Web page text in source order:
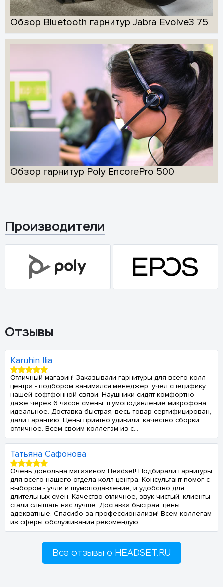
Обзор Bluetooth гарнитур Jabra Evolve3 75
Обзор гарнитур Poly EncorePro 500
Производители
Отзывы
Karuhin Ilia
Отличный магазин! Заказывали гарнитуры для всего колл-
центра - подбором занимался менеджер, учёл специфику
нашей софтфонной связи. Наушники сидят комфортно
даже через 6 часов смены, шумоподавление микрофона
идеальное. Доставка быстрая, весь товар сертифицирован,
дали гарантию. Цены приятно удивили, качество сборки
отличное. Всем своим коллегам из с...
Татьяна Сафонова
Очень довольна магазином Headset! Подбирали гарнитуры
для всего нашего отдела колл-центра. Консультант помог с
выбором - учли и шумоподавление, и удобство для
длительных смен. Качество отличное, звук чистый, клиенты
стали слышать нас лучше. Доставка быстрая, цены
адекватные. Спасибо за профессионализм! Всем коллегам
из сферы обслуживания рекомендую...
Все отзывы о HEADSET.RU